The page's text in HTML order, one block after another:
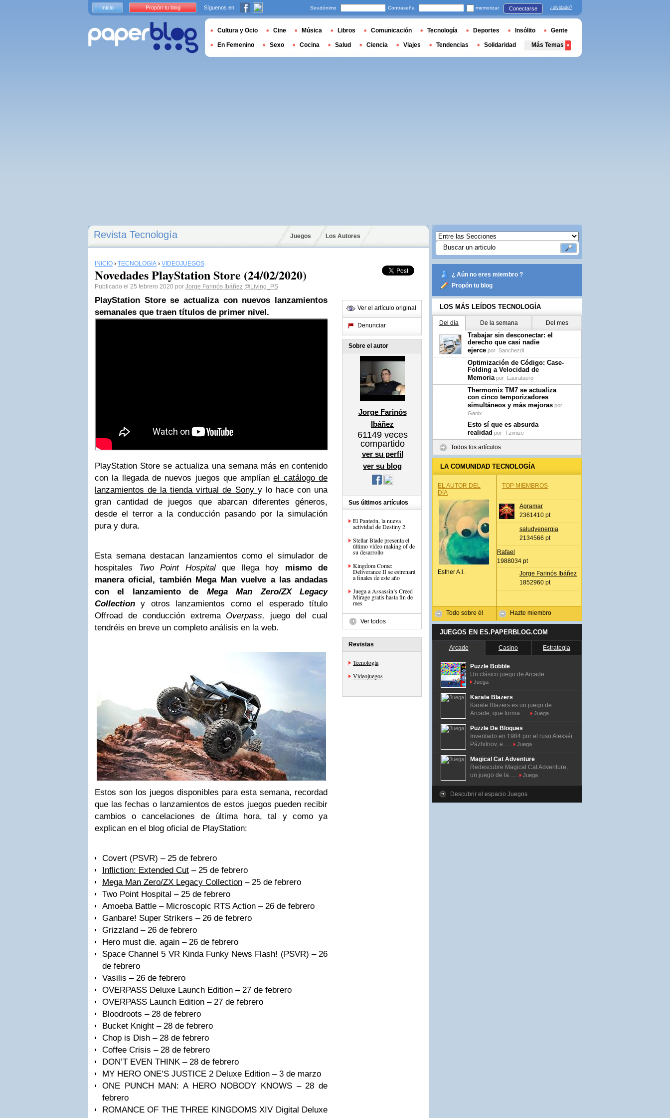
Revista Tecnología Juegos Los Autores
INICIO › TECNOLOGÍA › VIDEOJUEGOS
Novedades PlayStation Store (24/02/2020)
Publicado el 25 febrero 2020 por Jorge Farinós Ibáñez @Living_PS
PlayStation Store se actualiza con nuevos lanzamientos
semanales que traen títulos de primer nivel.
PlayStation Store se actualiza una semana más en contenido
con la llegada de nuevos juegos que amplíanel catálogo de
lanzamientos de la tienda virtual de Sony y lo hace con una
gran cantidad de juegos que abarcan diferentes géneros,
desde el terror a la conducción pasando por la simulación
pura y dura.
Esta semana destacan lanzamientos como el simulador de
hospitales Two Point Hospitalque llega hoy mismo de
manera oficial, también Mega Man vuelve a las andadas
con el lanzamiento de Mega Man Zero/ZX Legacy
Collection y otros lanzamientos como el esperado título
Offroad de conducción extrema Overpass, juego del cual
tendréis en breve un completo análisis en la web.
Estos son los juegos disponibles para esta semana, recordad
que las fechas o lanzamientos de estos juegos pueden recibir
cambios o cancelaciones de última hora, tal y como ya
explican en el blog oficial de PlayStation:
Covert (PSVR) – 25 de febrero
Infliction: Extended Cut – 25 de febrero
Mega Man Zero/ZX Legacy Collection – 25 de febrero
Two Point Hospital – 25 de febrero
Amoeba Battle – Microscopic RTS Action – 26 de febrero
Ganbare! Super Strikers – 26 de febrero
Grizzland – 26 de febrero
Hero must die. again – 26 de febrero
Space Channel 5 VR Kinda Funky News Flash! (PSVR) – 26
de febrero
Vasilis – 26 de febrero
OVERPASS Deluxe Launch Edition – 27 de febrero
OVERPASS Launch Edition – 27 de febrero
Bloodroots – 28 de febrero
Bucket Knight – 28 de febrero
Chop is Dish – 28 de febrero
Coffee Crisis – 28 de febrero
DON’T EVEN THINK – 28 de febrero
MY HERO ONE’S JUSTICE 2 Deluxe Edition – 3 de marzo
ONE PUNCH MAN: A HERO NOBODY KNOWS – 28 de
febrero
ROMANCE OF THE THREE KINGDOMS XIV Digital Deluxe
Ver el artículo original
Denunciar
Sobre el autor
Jorge Farinós
Ibáñez
61149veces
compartido
ver su perfil
ver su blog
Sus últimos artículos
El Panteón, la nueva
actividad de Destiny 2
Stellar Blade presenta el
último vídeo making of de
su desarrollo
Kingdom Come:
Deliverance II se estrenará
a finales de este año
Juega a Assassin’s Creed
Mirage gratis hasta fin de
mes
Ver todos
Revistas
Tecnología
Videojuegos
¿ Aún no eres miembro ?
Propón tu blog
LOS MÁS LEÍDOS TECNOLOGÍA
Del día De la semana Del mes
Trabajar sin desconectar: el
derecho que casi nadie
ejerce por Sanchezdi
Optimización de Código: Case-
Folding a Velocidad de
Memoria por Lauratuero
Thermomix TM7 se actualiza
con cinco temporizadores
simultáneos y más mejoras por
Ganix
Esto sí que es absurda
realidad por Tzimize
Todos los artículos
LA COMUNIDAD TECNOLOGÍA
EL AUTOR DEL
DÍA
Esther A.l.
Todo sobre él
TOP MIEMBROS
Agramar
2361410 pt
saludyenergia
2134566 pt
Rafael
1988034 pt
Jorge Farinós Ibáñez
1852960 pt
Hazte miembro
JUEGOS EN ES.PAPERBLOG.COM
Arcade Casino Estrategia
Puzzle Bobble
Un clásico juego de Arcade. ......
Juega
Karate Blazers
Karate Blazers es un juego de
Arcade, que forma......
Juega
Puzzle De Bloques
Inventado en 1984 por el ruso Alekséi
Pázhitnov, e......
Juega
Magical Cat Adventure
Redescubre Magical Cat Adventure,
un juego de la......
Juega
Descubrir el espacio Juegos
Inicio Propón tu blog Síguenos en Seudónimo Contraseña memorizar Conectarse ¿olvidado?
Cultura y Ocio Cine Música Libros Comunicación Tecnología Deportes Insólito Gente
En Femenino Sexo Cocina Salud Ciencia Viajes Tendencias Solidaridad Más Temas